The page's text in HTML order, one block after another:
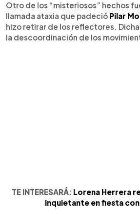
Otro de los “misteriosos” hechos
llamada ataxia que padeció Pilar
hizo retirar de los reflectores.
la descoordinación de los
TE INTERESARÁ: Lorena Herrera
inquietante en fiesta con